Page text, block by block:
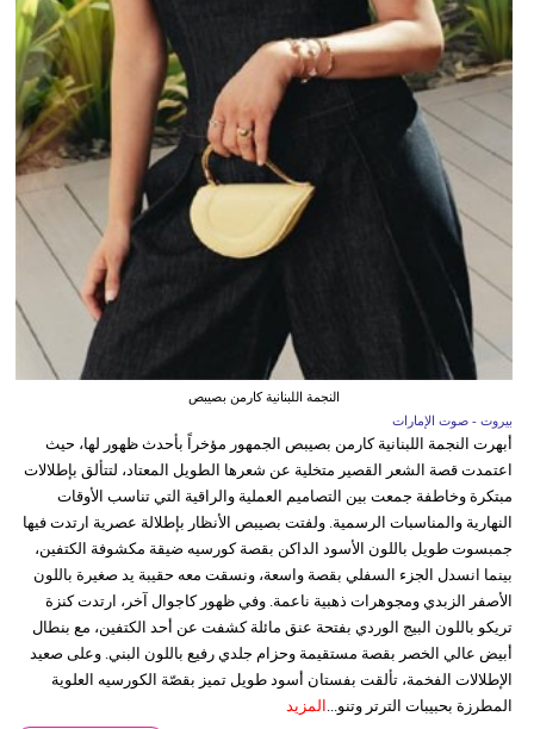
النجمة اللبنانية كارمن بصيبص
بيروت - صوت الإمارات
أبهرت النجمة اللبنانية كارمن بصيبص الجمهور مؤخراً بأحدث ظهور لها، حيث
اعتمدت قصة الشعر القصير متخلية عن شعرها الطويل المعتاد، لتتألق بإطلالات
مبتكرة وخاطفة جمعت بين التصاميم العملية والراقية التي تناسب الأوقات
النهارية والمناسبات الرسمية. ولفتت بصيبص الأنظار بإطلالة عصرية ارتدت فيها
جمبسوت طويل باللون الأسود الداكن بقصة كورسيه ضيقة مكشوفة الكتفين،
بينما انسدل الجزء السفلي بقصة واسعة، ونسقت معه حقيبة يد صغيرة باللون
الأصفر الزبدي ومجوهرات ذهبية ناعمة. وفي ظهور كاجوال آخر، ارتدت كنزة
تريكو باللون البيج الوردي بفتحة عنق مائلة كشفت عن أحد الكتفين، مع بنطال
أبيض عالي الخصر بقصة مستقيمة وحزام جلدي رفيع باللون البني. وعلى صعيد
الإطلالات الفخمة، تألقت بفستان أسود طويل تميز بقصّة الكورسيه العلوية
المطرزة بحبيبات الترتر وتنو...
المزيد